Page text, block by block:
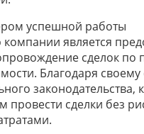
успешной работы
является
сделок по
Благодаря своему
законодательства,
провести сделки без